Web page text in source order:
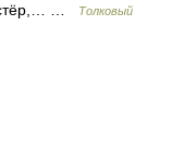
…
Толковый